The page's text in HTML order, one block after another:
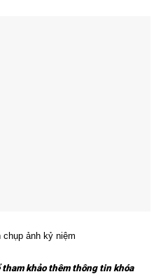
chụp ảnh kỷ niệm
khảo thêm thông tin khóa